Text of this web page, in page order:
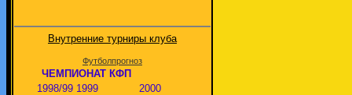
Внутренние турниры клуба
Футболпрогноз
ЧЕМПИОНАТ КФП
1998/99 1999
2000